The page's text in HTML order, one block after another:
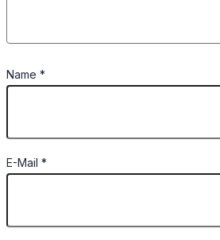
Name *
E-Mail *